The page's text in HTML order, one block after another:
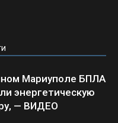
Мариуполе БПЛА
энергетическую
— ВИДЕО